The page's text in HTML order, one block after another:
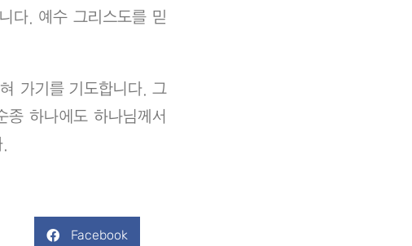
다. 예수 그리스도를 믿
가기를 기도합니다. 그
하나에도 하나님께서
Facebook